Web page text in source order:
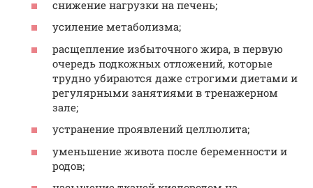
снижение нагрузки на печень;
усиление метаболизма;
расщепление избыточного жира, в первую
очередь подкожных отложений, которые
трудно убираются даже строгими диетами и
регулярными занятиями в тренажерном
зале;
устранение проявлений целлюлита;
уменьшение живота после беременности и
родов;